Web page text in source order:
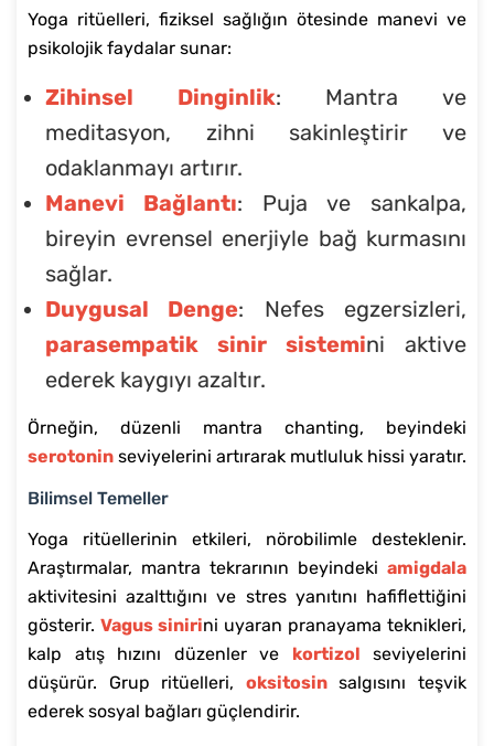
Yoga ritüelleri, fiziksel sağlığın ötesinde manevi ve
psikolojik faydalar sunar:
Zihinsel Dinginlik: Mantra ve
meditasyon, zihni sakinleştirir ve
odaklanmayı artırır.
Manevi Bağlantı: Puja ve sankalpa,
bireyin evrensel enerjiyle bağ kurmasını
sağlar.
Duygusal Denge: Nefes egzersizleri,
parasempatik sinir sistemini aktive
ederek kaygıyı azaltır.
Örneğin, düzenli mantra chanting, beyindeki
serotonin seviyelerini artırarak mutluluk hissi yaratır.
Bilimsel Temeller
Yoga ritüellerinin etkileri, nörobilimle desteklenir.
Araştırmalar, mantra tekrarının beyindeki amigdala
aktivitesini azalttığını ve stres yanıtını hafiflettiğini
gösterir. Vagus sinirini uyaran pranayama teknikleri,
kalp atış hızını düzenler ve kortizol seviyelerini
düşürür. Grup ritüelleri, oksitosinsalgısını teşvik
ederek sosyal bağları güçlendirir.